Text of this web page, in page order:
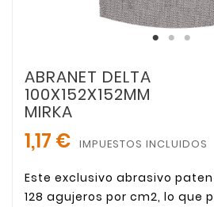
ABRANET DELTA
100X152X152MM
MIRKA
1,17 € IMPUESTOS INCLUIDOS
Este exclusivo abrasivo
128 agujeros por cm2, lo que